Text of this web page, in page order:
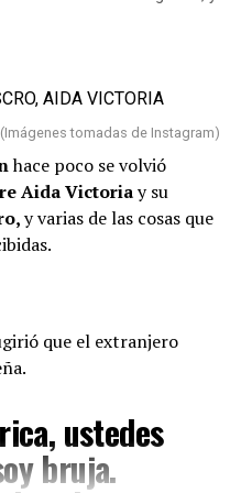
años, ha
más
historia y, a
bajos y altos,
mí”, había
tomadas de Instagram)
hace poco se volvió
Aida Victoriay su
y varias de las cosas que
que el extranjero
ustedes
bruja.